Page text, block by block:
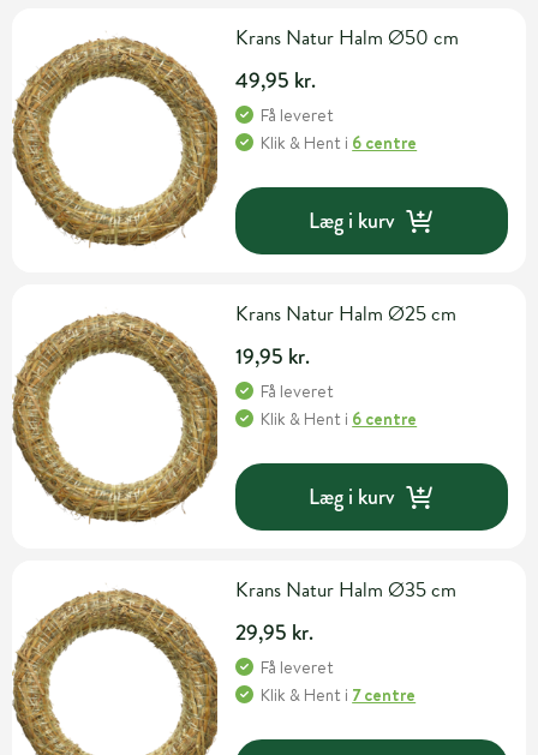
Krans Natur Halm Ø50 cm
49,95 kr.
Få leveret
Klik & Hent i 6 centre
Læg i kurv
Krans Natur Halm Ø25 cm
19,95 kr.
Få leveret
Klik & Hent i 6 centre
Læg i kurv
Krans Natur Halm Ø35 cm
29,95 kr.
Få leveret
Klik & Hent i 7 centre